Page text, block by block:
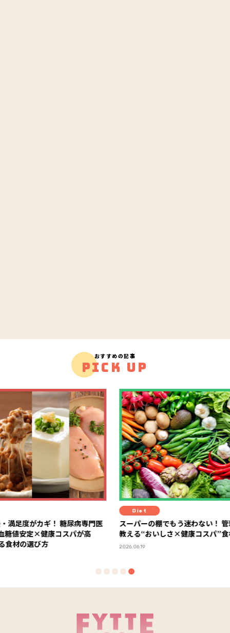
おすすめの記事
PICK UP
専門医
高
スーパーの棚でもう迷わない！ 管理栄養士が
教える“おいしさ×健康コスパ”食材の選び方
2026.06.19
“プラ
ゴメプ